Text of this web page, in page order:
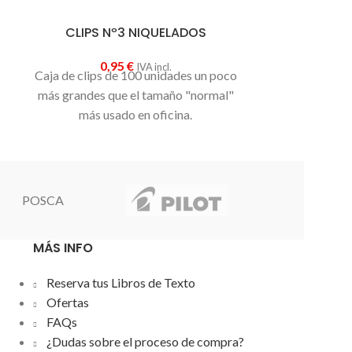
CLIPS Nº3 NIQUELADOS
0,95 € IVA incl.
Caja de clips de 100 unidades un poco
más grandes que el tamaño "normal"
más usado en oficina.
POSCA
MÁS INFO
Reserva tus Libros de Texto
Ofertas
FAQs
¿Dudas sobre el proceso de compra?